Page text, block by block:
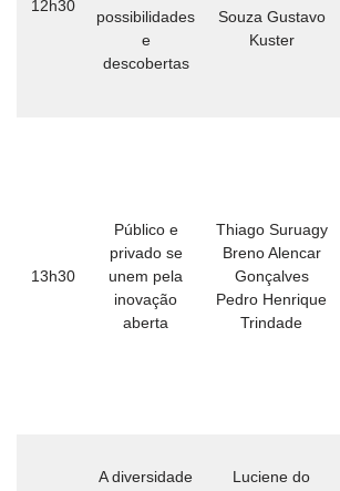
12h30
possibilidades
e
descobertas
Souza Gustavo
Kuster
13h30
Público e
privado se
unem pela
inovação
aberta
Thiago Suruagy
Breno Alencar
Gonçalves
Pedro Henrique
Trindade
A diversidade
Luciene do